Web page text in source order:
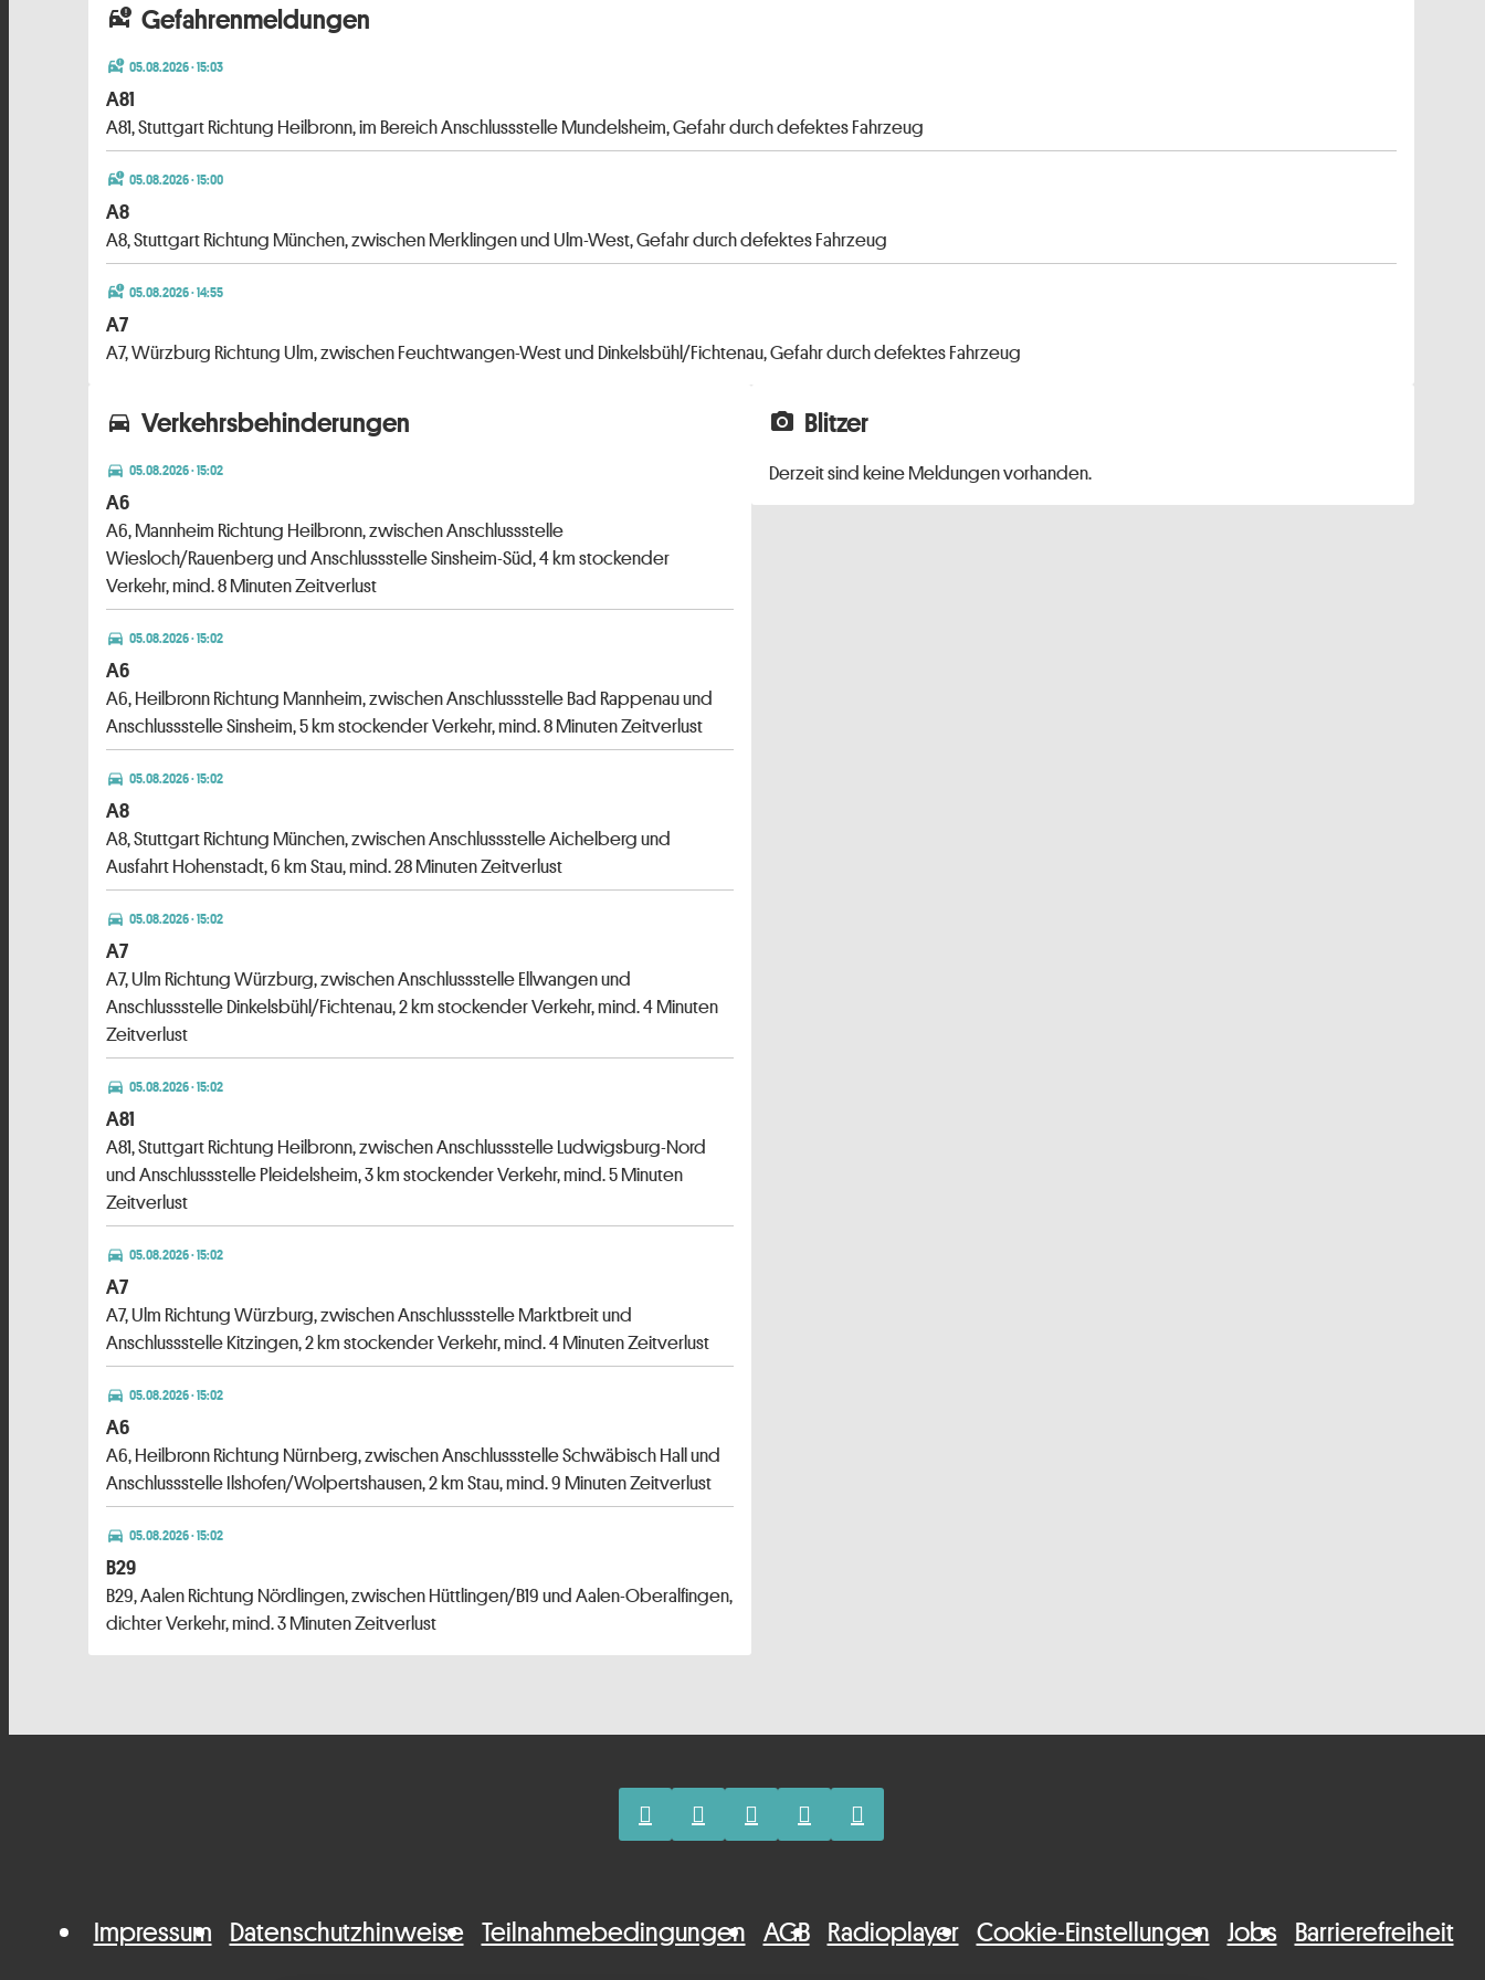
car_crash Gefahrenmeldungen
car_crash 05.08.2026 · 15:03
A81
A81, Stuttgart Richtung Heilbronn, im Bereich Anschlussstelle Mundelsheim, Gefahr durch defektes Fahrzeug
car_crash 05.08.2026 · 15:00
A8
A8, Stuttgart Richtung München, zwischen Merklingen und Ulm-West, Gefahr durch defektes Fahrzeug
car_crash 05.08.2026 · 14:55
A7
A7, Würzburg Richtung Ulm, zwischen Feuchtwangen-West und Dinkelsbühl/Fichtenau, Gefahr durch defektes Fahrzeug
directions_car Verkehrsbehinderungen
directions_car 05.08.2026 · 15:02
A6
A6, Mannheim Richtung Heilbronn, zwischen Anschlussstelle
Wiesloch/Rauenberg und Anschlussstelle Sinsheim-Süd, 4 km stockender
Verkehr, mind. 8 Minuten Zeitverlust
directions_car 05.08.2026 · 15:02
A6
A6, Heilbronn Richtung Mannheim, zwischen Anschlussstelle Bad Rappenau und
Anschlussstelle Sinsheim, 5 km stockender Verkehr, mind. 8 Minuten Zeitverlust
directions_car 05.08.2026 · 15:02
A8
A8, Stuttgart Richtung München, zwischen Anschlussstelle Aichelberg und
Ausfahrt Hohenstadt, 6 km Stau, mind. 28 Minuten Zeitverlust
directions_car 05.08.2026 · 15:02
A7
A7, Ulm Richtung Würzburg, zwischen Anschlussstelle Ellwangen und
Anschlussstelle Dinkelsbühl/Fichtenau, 2 km stockender Verkehr, mind. 4 Minuten
Zeitverlust
directions_car 05.08.2026 · 15:02
A81
A81, Stuttgart Richtung Heilbronn, zwischen Anschlussstelle Ludwigsburg-Nord
und Anschlussstelle Pleidelsheim, 3 km stockender Verkehr, mind. 5 Minuten
Zeitverlust
directions_car 05.08.2026 · 15:02
A7
A7, Ulm Richtung Würzburg, zwischen Anschlussstelle Marktbreit und
Anschlussstelle Kitzingen, 2 km stockender Verkehr, mind. 4 Minuten Zeitverlust
directions_car 05.08.2026 · 15:02
A6
A6, Heilbronn Richtung Nürnberg, zwischen Anschlussstelle Schwäbisch Hall und
Anschlussstelle Ilshofen/Wolpertshausen, 2 km Stau, mind. 9 Minuten Zeitverlust
directions_car 05.08.2026 · 15:02
B29
B29, Aalen Richtung Nördlingen, zwischen Hüttlingen/B19 und Aalen-Oberalfingen,
dichter Verkehr, mind. 3 Minuten Zeitverlust
local_see Blitzer
Derzeit sind keine Meldungen vorhanden.
Impressum Datenschutzhinweise Teilnahmebedingungen AGB Radioplayer Cookie-Einstellungen Jobs Barrierefreiheit